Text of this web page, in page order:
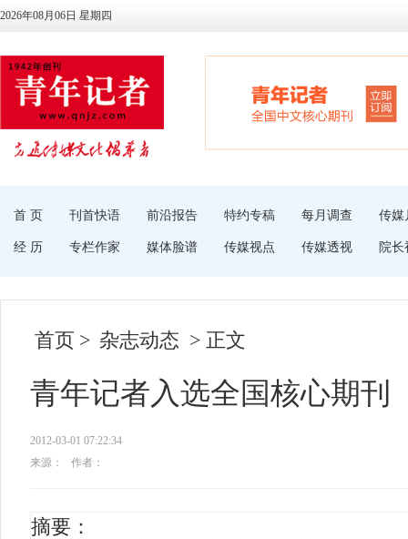
2026年08月06日 星期四
首 页 刊首快语 前沿报告 特约专稿 每月调查 传媒
经 历 专栏作家 媒体脸谱 传媒视点 传媒透视 院长
首页 > 杂志动态 > 正文
青年记者入选全国核心期刊
2012-03-01 07:22:34
来源：
作者：
摘要：